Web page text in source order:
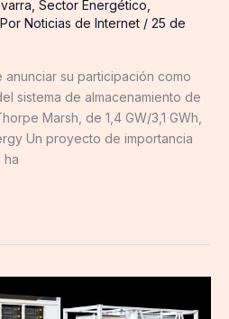
, Sector Energético,
Noticias de Internet / 25 de
su participación como
sistema de almacenamiento de
Marsh, de 1,4 GW/3,1 GWh,
Un proyecto de importancia
ha